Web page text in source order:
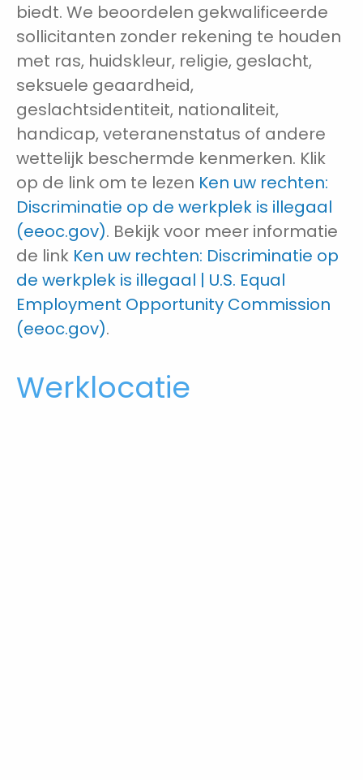
biedt. We beoordelen gekwalificeerde
sollicitanten zonder rekening te houden
met ras, huidskleur, religie, geslacht,
seksuele geaardheid,
geslachtsidentiteit, nationaliteit,
handicap, veteranenstatus of andere
wettelijk beschermde kenmerken. Klik
op de link om te lezen Ken uw rechten:
Discriminatie op de werkplek is illegaal
(eeoc.gov). Bekijk voor meer informatie
de link Ken uw rechten: Discriminatie op
de werkplek is illegaal | U.S. Equal
Employment Opportunity Commission
(eeoc.gov).
Werklocatie